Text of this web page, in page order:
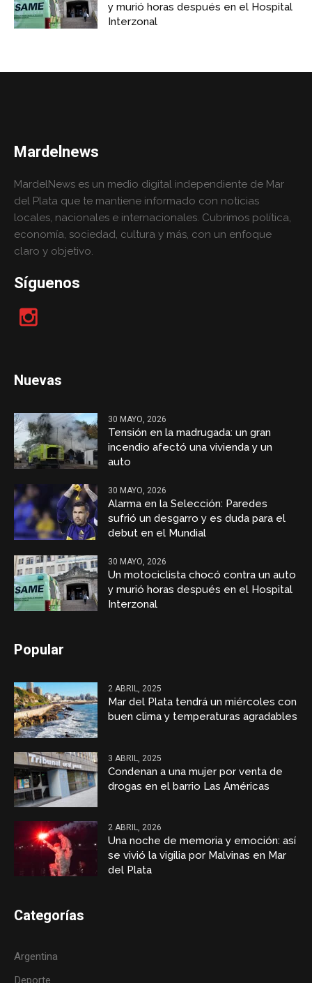
y murió horas después en el Hospital
Interzonal
Mardelnews
MardelNews es un medio digital independiente de Mar
del Plata que te mantiene informado con noticias
locales, nacionales e internacionales. Cubrimos política,
economía, sociedad, cultura y más, con un enfoque
claro y objetivo.
Síguenos
Nuevas
30 MAYO, 2026
Tensión en la madrugada: un gran
incendio afectó una vivienda y un
auto
30 MAYO, 2026
Alarma en la Selección: Paredes
sufrió un desgarro y es duda para el
debut en el Mundial
30 MAYO, 2026
Un motociclista chocó contra un auto
y murió horas después en el Hospital
Interzonal
Popular
2 ABRIL, 2025
Mar del Plata tendrá un miércoles con
buen clima y temperaturas agradables
3 ABRIL, 2025
Condenan a una mujer por venta de
drogas en el barrio Las Américas
2 ABRIL, 2026
Una noche de memoria y emoción: así
se vivió la vigilia por Malvinas en Mar
del Plata
Categorías
Argentina